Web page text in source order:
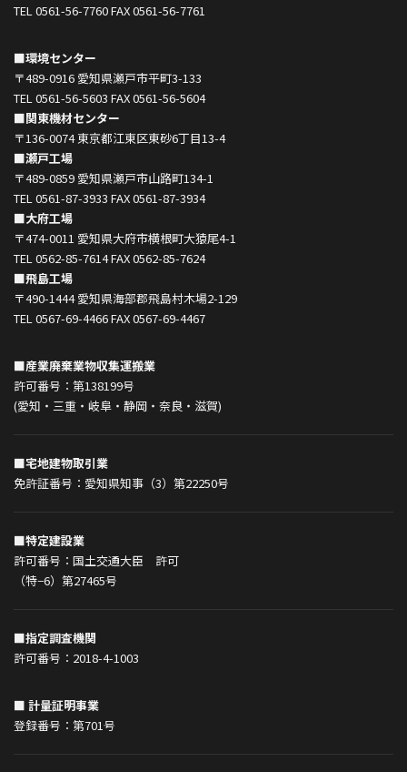
TEL 0561-56-7760 FAX 0561-56-7761
■環境センター
〒489-0916 愛知県瀬戸市平町3-133
TEL 0561-56-5603 FAX 0561-56-5604
■関東機材センター
〒136-0074 東京都江東区東砂6丁目13-4
■瀬戸工場
〒489-0859 愛知県瀬戸市山路町134-1
TEL 0561-87-3933 FAX 0561-87-3934
■大府工場
〒474-0011 愛知県大府市横根町大猿尾4-1
TEL 0562-85-7614 FAX 0562-85-7624
■飛島工場
〒490-1444 愛知県海部郡飛島村木場2-129
TEL 0567-69-4466 FAX 0567-69-4467
■産業廃棄業物収集運搬業
許可番号：第138199号
(愛知・三重・岐阜・静岡・奈良・滋賀)
■宅地建物取引業
免許証番号：愛知県知事（3）第22250号
■特定建設業
許可番号：国土交通大臣 許可
（特−6）第27465号
■指定調査機関
許可番号：2018-4-1003
■ 計量証明事業
登録番号：第701号